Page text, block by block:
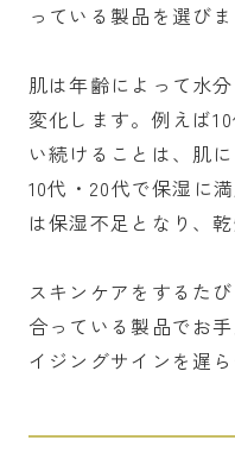
っている製品を選びま
肌は年齢によって水
変化します。例えば
い続けることは、肌
10代・20代で保湿に
は保湿不足となり、
スキンケアをするた
合っている製品でお
イジングサインを遅